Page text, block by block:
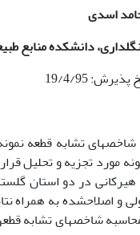
اسدی
دانشکده منابع
تشابه قطعه
مورد تجزیه و تحلیل
شاخص­های تشابه